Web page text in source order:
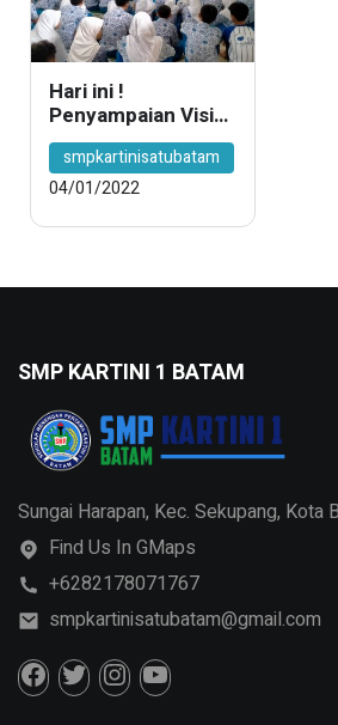
Hari ini !
Penyampaian Visi
Misi Cawaketos
2024/2025
smpkartinisatubatam
04/01/2022
SMP KARTINI 1 BATAM
Sungai Harapan, Kec. Sekupang, Kota
Find Us In GMaps
+6282178071767
smpkartinisatubatam@gmail.com